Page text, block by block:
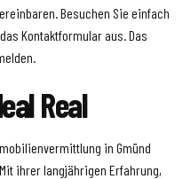
Besuchen Sie einfach
Kontaktformular aus. Das
Real
in Gmünd
ihrer langjährigen Erfahrung,